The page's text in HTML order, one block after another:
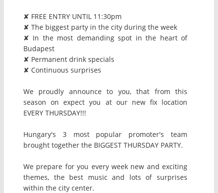
✘ FREE ENTRY UNTIL 11:30pm
✘ The biggest party in the city during the week
✘ In the most demanding spot in the heart of
Budapest
✘ Permanent drink specials
✘ Continuous surprises
We proudly announce to you, that from this
season on expect you at our new fix location
EVERY THURSDAY!!!
Hungary's 3 most popular promoter's team
brought together the BIGGEST THURSDAY PARTY.
We prepare for you every week new and exciting
themes, the best music and lots of surprises
within the city center.